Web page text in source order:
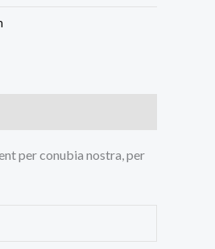
per conubia nostra, per